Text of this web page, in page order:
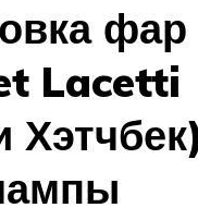
фар
Lacetti